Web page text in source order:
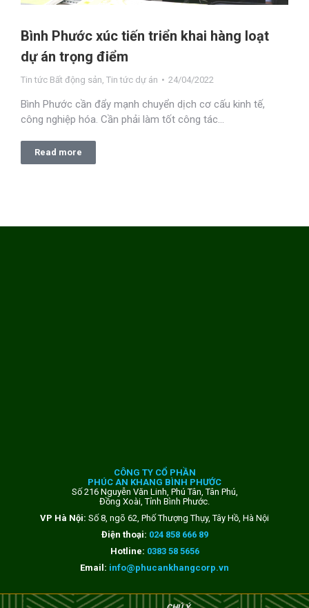
Bình Phước xúc tiến triển khai hàng loạt
dự án trọng điểm
Tin tức Bất động sản, Tin tức dự án 24/04/2022
Bình Phước cần đẩy mạnh chuyển dịch cơ cấu kinh tế,
công nghiệp hóa. Cần phải làm tốt công tác…
Read more
CÔNG TY CỔ PHẦN
PHÚC AN KHANG BÌNH PHƯỚC
Số 216 Nguyễn Văn Linh, Phú Tân, Tân Phú,
Đồng Xoài, Tỉnh Bình Phước.
VP Hà Nội: Số 8, ngõ 62, Phố Thượng Thụy, Tây Hồ, Hà Nội
Điện thoại: 024 858 666 89
Hotline: 0383 58 5656
Email: info@phucankhangcorp.vn